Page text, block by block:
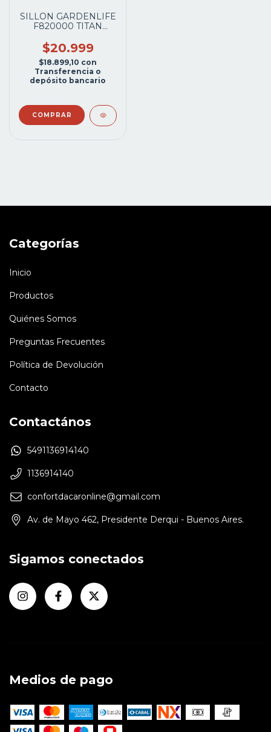
SILLON GARDENLIFE
F820000 TITAN
C/AP.BRAZO
$20.999
$18.899,10 con
Transferencia o
depósito bancario
Categorías
Inicio
Productos
Quiénes Somos
Preguntas Frecuentes
Política de Devolución
Contacto
Contactános
5491136914140
1136914140
confortdacaronline@gmail.com
Av. de Mayo 462, Presidente Derqui - Buenos Aires.
Sigamos conectados
Medios de pago